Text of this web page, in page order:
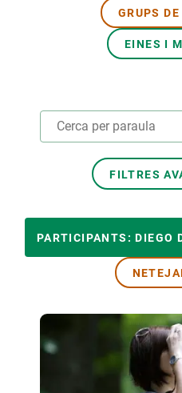
GRUPS DE
EINES I
FILTRES
TEMES TRANSVERSALS
LIDERAT PER
PARTICIPANTS: DIEGO
UNEIX-TE A NOSALTRES